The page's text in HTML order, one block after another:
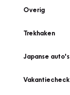
Overig
Trekhaken
Japanse auto's
Vakantiecheck